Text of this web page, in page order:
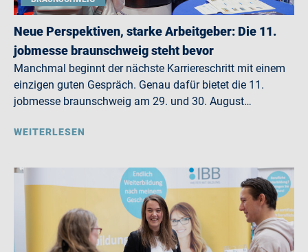
Neue Perspektiven, starke Arbeitgeber: Die 11.
jobmesse braunschweig steht bevor
Manchmal beginnt der nächste Karriereschritt mit einem
einzigen guten Gespräch. Genau dafür bietet die 11.
jobmesse braunschweig am 29. und 30. August…
WEITERLESEN